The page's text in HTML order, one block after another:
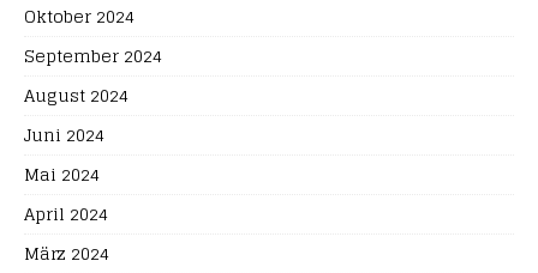
Oktober 2024
September 2024
August 2024
Juni 2024
Mai 2024
April 2024
März 2024